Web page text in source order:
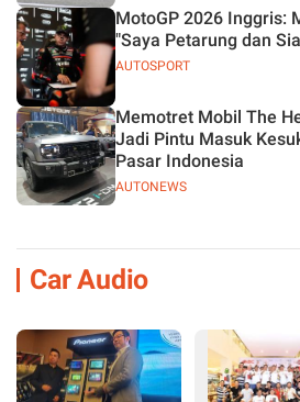
AUTOSPORT
MotoGP 2026 Inggris:
"Saya Petarung dan
AUTONEWS
Memotret Mobil The
Jadi Pintu Masuk
Pasar Indonesia
Car Audio